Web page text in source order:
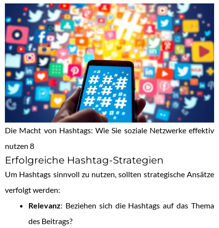
Die Macht von Hashtags: Wie Sie soziale Netzwerke effektiv
nutzen 8
Erfolgreiche Hashtag-Strategien
Um Hashtags sinnvoll zu nutzen, sollten strategische Ansätze
verfolgt werden:
Relevanz: Beziehen sich die Hashtags auf das Thema
des Beitrags?